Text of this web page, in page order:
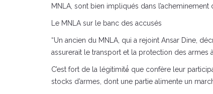
MNLA, sont bien impliqués dans l’acheminement
Le MNLA sur le banc des accusés
“Un ancien du MNLA, qui a rejoint Ansar Dine,
assurerait le transport et la protection des armes
C’est fort de la légitimité́ que confère leur
stocks d’armes, dont une partie alimente un